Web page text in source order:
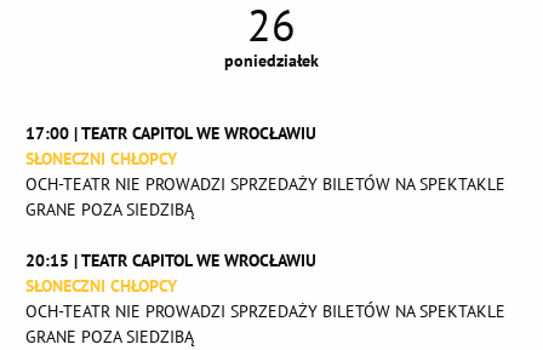
26
poniedziałek
17:00 | TEATR CAPITOL WE WROCŁAWIU
SŁONECZNI CHŁOPCY
OCH-TEATR NIE PROWADZI SPRZEDAŻY BILETÓW NA SPEKTAKLE
GRANE POZA SIEDZIBĄ
20:15 | TEATR CAPITOL WE WROCŁAWIU
SŁONECZNI CHŁOPCY
OCH-TEATR NIE PROWADZI SPRZEDAŻY BILETÓW NA SPEKTAKLE
GRANE POZA SIEDZIBĄ